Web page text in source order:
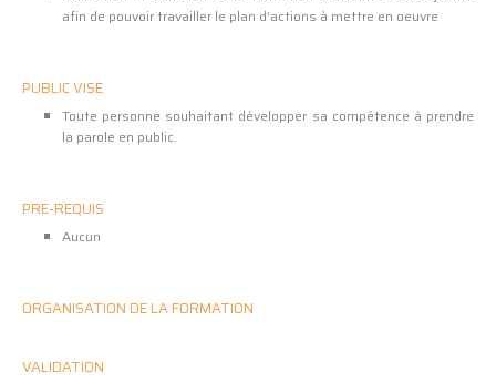
afin de pouvoir travailler le plan d’actions à mettre en oeuvre
PUBLIC VISE
Toute personne souhaitant développer sa compétence à prendre
la parole en public.
PRE-REQUIS
Aucun
ORGANISATION DE LA FORMATION
VALIDATION